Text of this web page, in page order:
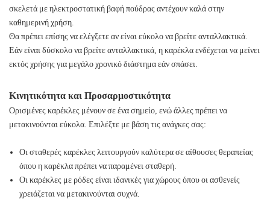
σκελετά με ηλεκτροστατική βαφή πούδρας αντέχουν καλά στην
καθημερινή χρήση.
Θα πρέπει επίσης να ελέγξετε αν είναι εύκολο να βρείτε ανταλλακτικά.
Εάν είναι δύσκολο να βρείτε ανταλλακτικά, η καρέκλα ενδέχεται να μείνει
εκτός χρήσης για μεγάλο χρονικό διάστημα εάν σπάσει.
Κινητικότητα και Προσαρμοστικότητα
Ορισμένες καρέκλες μένουν σε ένα σημείο, ενώ άλλες πρέπει να
μετακινούνται εύκολα. Επιλέξτε με βάση τις ανάγκες σας:
Οι σταθερές καρέκλες λειτουργούν καλύτερα σε αίθουσες θεραπείας
όπου η καρέκλα πρέπει να παραμένει σταθερή.
Οι καρέκλες με ρόδες είναι ιδανικές για χώρους όπου οι ασθενείς
χρειάζεται να μετακινούνται συχνά.